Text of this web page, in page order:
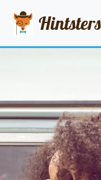
Hintsters